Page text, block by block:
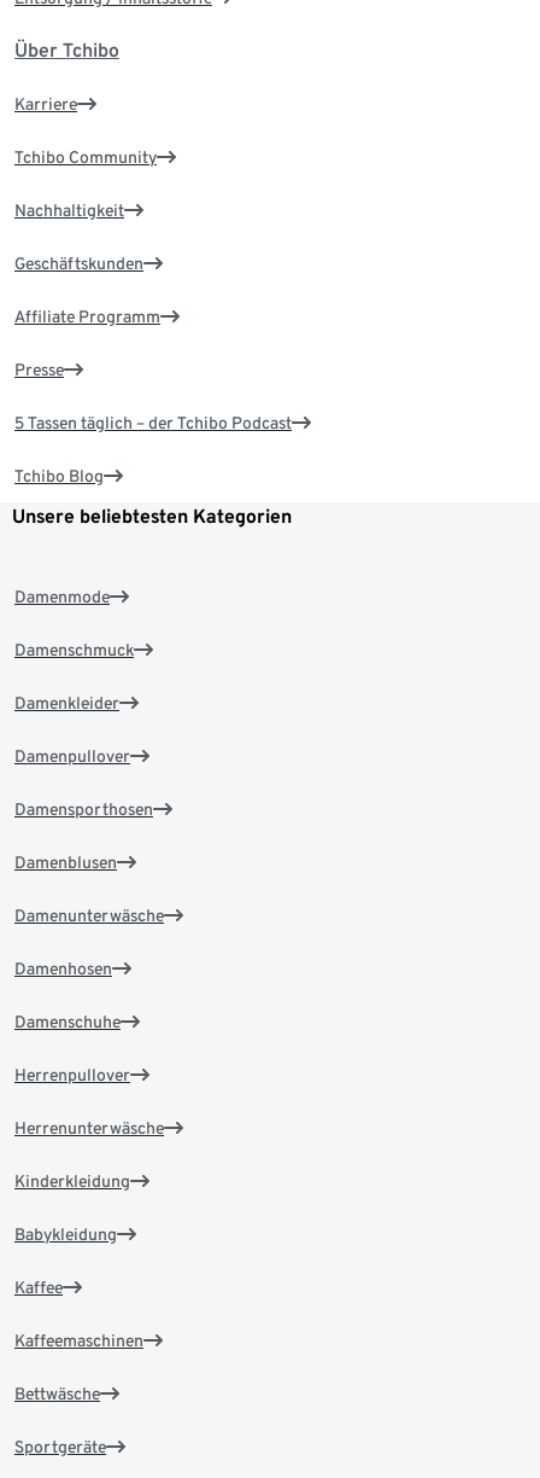
Über Tchibo
Karriere
Tchibo Community
Nachhaltigkeit
Geschäftskunden
Affiliate Programm
Presse
5 Tassen täglich – der Tchibo Podcast
Tchibo Blog
Unsere beliebtesten Kategorien
Damenmode
Damenschmuck
Damenkleider
Damenpullover
Damensporthosen
Damenblusen
Damenunterwäsche
Damenhosen
Damenschuhe
Herrenpullover
Herrenunterwäsche
Kinderkleidung
Babykleidung
Kaffee
Kaffeemaschinen
Bettwäsche
Sportgeräte